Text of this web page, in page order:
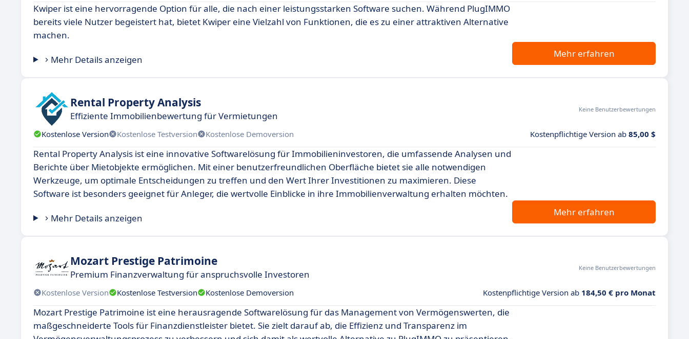
Kwiper ist eine hervorragende Option für alle, die nach einer leistungsstarken Software suchen. Während PlugIMMO
bereits viele Nutzer begeistert hat, bietet Kwiper eine Vielzahl von Funktionen, die es zu einer attraktiven Alternative
machen.
Mehr Details anzeigen
Mehr erfahren
Rental Property Analysis
Effiziente Immobilienbewertung für Vermietungen
Keine Benutzerbewertungen
Kostenlose Version Kostenlose Testversion Kostenlose Demoversion Kostenpflichtige Version ab 85,00 $
Rental Property Analysis ist eine innovative Softwarelösung für Immobilieninvestoren, die umfassende Analysen und
Berichte über Mietobjekte ermöglichen. Mit einer benutzerfreundlichen Oberfläche bietet sie alle notwendigen
Werkzeuge, um optimale Entscheidungen zu treffen und den Wert Ihrer Investitionen zu maximieren. Diese
Software ist besonders geeignet für Anleger, die wertvolle Einblicke in ihre Immobilienverwaltung erhalten möchten.
Mehr Details anzeigen
Mehr erfahren
Mozart Prestige Patrimoine
Premium Finanzverwaltung für anspruchsvolle Investoren
Keine Benutzerbewertungen
Kostenlose Version Kostenlose Testversion Kostenlose Demoversion Kostenpflichtige Version ab 184,50 € pro Monat
Mozart Prestige Patrimoine ist eine herausragende Softwarelösung für das Management von Vermögenswerten, die
maßgeschneiderte Tools für Finanzdienstleister bietet. Sie zielt darauf ab, die Effizienz und Transparenz im